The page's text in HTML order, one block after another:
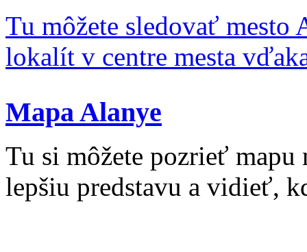
Tu môžete sledovať mesto
lokalít v centre mesta
Mapa Alanye
Tu si môžete pozrieť
lepšiu predstavu a vidieť,